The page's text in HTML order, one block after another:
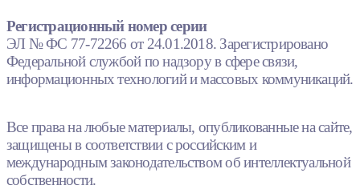
Регистрационный номер серии
ЭЛ № ФС 77-72266 от 24.01.2018. Зарегистрировано
Федеральной службой по надзору в сфере связи,
информационных технологий и массовых коммуникаций.
Все права на любые материалы, опубликованные на сайте,
защищены в соответствии с российским и
международным законодательством об интеллектуальной
собственности.